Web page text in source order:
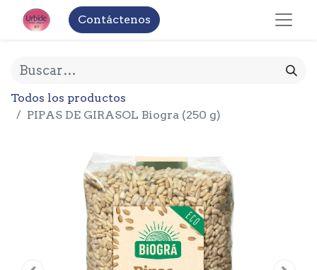
Contáctenos
Todos los productos
PIPAS DE GIRASOL Biogra (250 g)